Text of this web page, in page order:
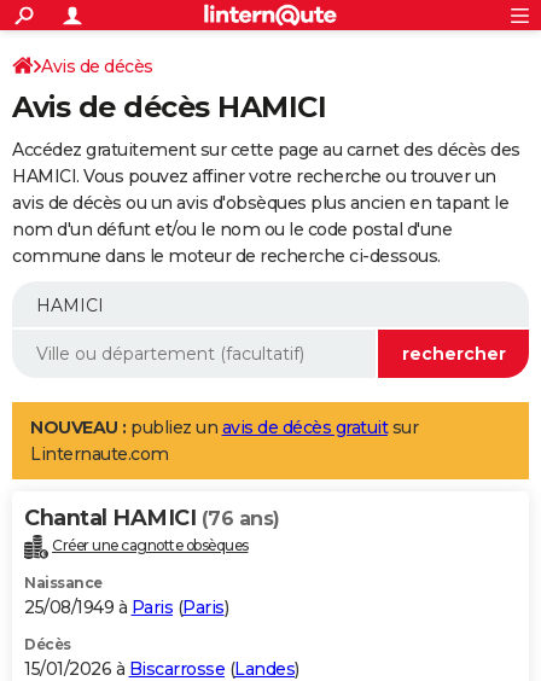
ACTUALITÉS
Politique
Société
Faits Divers
Education
Monde
Villes
+
SPORT
Coupe du monde 2026
Football
Tennis
Cyclisme
Rugby
Forum
Programme TV
TNT
Streaming
Cinéma
Sorties cinéma
Musique
+
FINANCE
Retraite
Epargne
Immobilier
Risques naturels par ville
Banque
Assurance
AUTO
Essais
Réserver un essai
Citadines
Berlines
SUV
Forum auto
+
Mobiles
Meilleur smartphone
Internet
Ordinateurs
Jeux vidéo
Guide high-tech
Aménagement intérieur
LIFESTYLE
Art de vivre
Bien-être
Loisirs
Mode
Modes de vie
Alimentation
Guide de la santé
Maladies
Médicaments
Sommeil
VOYAGE
Destinations
City break
Voyage nature
Voyage de noces
Forum
Climat
+PHOTO
GUIDES D'ACHAT
BONS PLANS
Avis de décès
Avis de décès HAMICI
Accédez gratuitement sur cette page au carnet des décès des
HAMICI. Vous pouvez affiner votre recherche ou trouver un
avis de décès ou un avis d'obsèques plus ancien en tapant le
nom d'un défunt et/ou le nom ou le code postal d'une
commune dans le moteur de recherche ci-dessous.
NOUVEAU : publiez un avis de décès gratuitsur
Linternaute.com
Chantal HAMICI (76 ans)
Créer une cagnotte obsèques
Naissance
25/08/1949 à Paris (Paris)
Décès
15/01/2026 à Biscarrosse (Landes)